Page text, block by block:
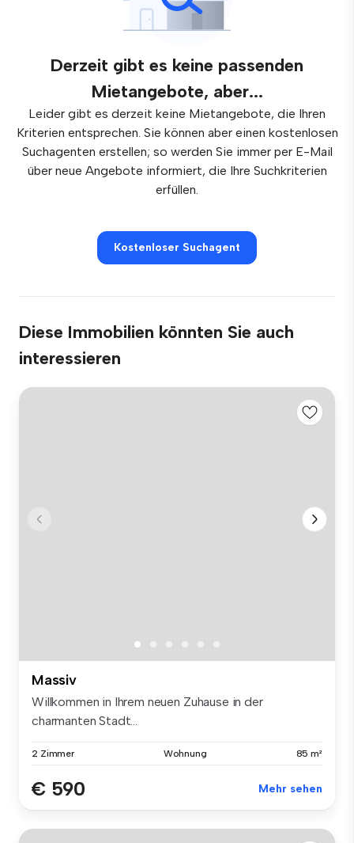
Derzeit gibt es keine passenden
Mietangebote, aber...
Leider gibt es derzeit keine Mietangebote, die Ihren
Kriterien entsprechen. Sie können aber einen kostenlosen
Suchagenten erstellen; so werden Sie immer per E-Mail
über neue Angebote informiert, die Ihre Suchkriterien
erfüllen.
Kostenloser Suchagent
Diese Immobilien könnten Sie auch
interessieren
Massiv
Willkommen in Ihrem neuen Zuhause in der
charmanten Stadt...
2 Zimmer Wohnung 85 m²
€ 590 Mehr sehen